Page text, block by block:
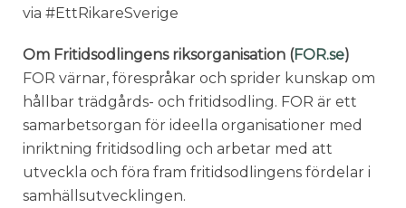
via #EttRikareSverige
Om Fritidsodlingens riksorganisation (FOR.se)
FOR värnar, förespråkar och sprider kunskap om
hållbar trädgårds- och fritidsodling. FOR är ett
samarbetsorgan för ideella organisationer med
inriktning fritidsodling och arbetar med att
utveckla och föra fram fritidsodlingens fördelar i
samhällsutvecklingen.